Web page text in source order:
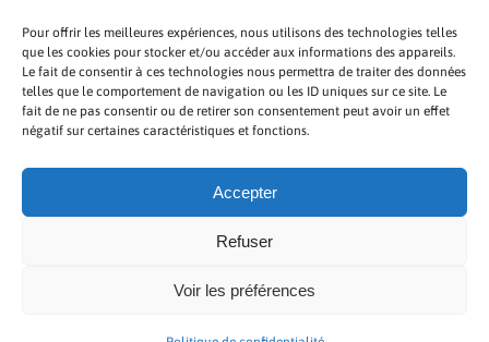
Pour offrir les meilleures expériences, nous utilisons des technologies telles
que les cookies pour stocker et/ou accéder aux informations des appareils.
Le fait de consentir à ces technologies nous permettra de traiter des données
telles que le comportement de navigation ou les ID uniques sur ce site. Le
fait de ne pas consentir ou de retirer son consentement peut avoir un effet
négatif sur certaines caractéristiques et fonctions.
Accepter
Refuser
Voir les préférences
PRÉSENTATION TOUTAFRICA
A PROPOS
Copyright © 2023 TOUT AFRICA | Made by